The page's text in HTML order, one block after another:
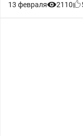
13 февраля 2110